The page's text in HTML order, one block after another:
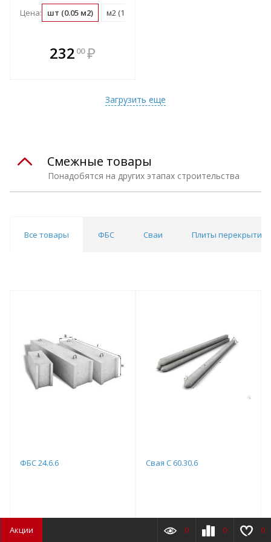
Цена: шт (0.05 м2) м2 (18.3 шт)
232 00 ₽
Загрузить еще
Понадобятся на других этапах строительства
Смежные товары
Все товары ФБС Сваи Плиты перекрытий
ФБС 24.6.6 Свая С 60.30.6
Хорошая цена!
Акции 0 0 0